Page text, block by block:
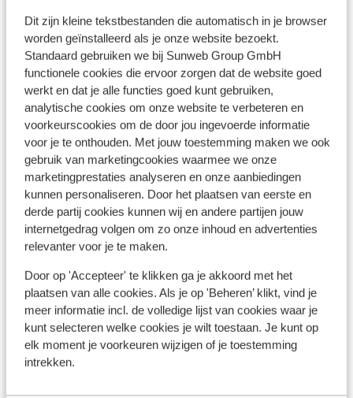
Dit zijn kleine tekstbestanden die automatisch in je browser
worden geïnstalleerd als je onze website bezoekt.
Standaard gebruiken we bij Sunweb Group GmbH
functionele cookies die ervoor zorgen dat de website goed
werkt en dat je alle functies goed kunt gebruiken,
analytische cookies om onze website te verbeteren en
voorkeurscookies om de door jou ingevoerde informatie
voor je te onthouden. Met jouw toestemming maken we ook
gebruik van marketingcookies waarmee we onze
marketingprestaties analyseren en onze aanbiedingen
kunnen personaliseren. Door het plaatsen van eerste en
derde partij cookies kunnen wij en andere partijen jouw
internetgedrag volgen om zo onze inhoud en advertenties
relevanter voor je te maken.
Door op 'Accepteer' te klikken ga je akkoord met het
plaatsen van alle cookies. Als je op 'Beheren’ klikt, vind je
meer informatie incl. de volledige lijst van cookies waar je
kunt selecteren welke cookies je wilt toestaan. Je kunt op
elk moment je voorkeuren wijzigen of je toestemming
intrekken.
7.3 Goed
Hotel Castellum Suites
Rhodos-Stad Rhodos Griekenland
Moderne inrichting
Dicht bij het middeleeuwse centrum
Luieren bij het zwembad
Ma 25 Okt. - Za 30 Okt.
All-inclusive
pers.
vanaf prijs p.p.
€ 463
Bekijk
Andere accommodaties in Rhodos
Hotel Casa Cook - adults only